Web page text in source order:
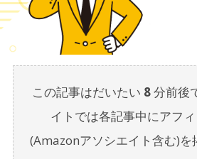
この記事はだいたい 8分前後
イトでは各記事中にアフ
(Amazonアソシエイト含む)を